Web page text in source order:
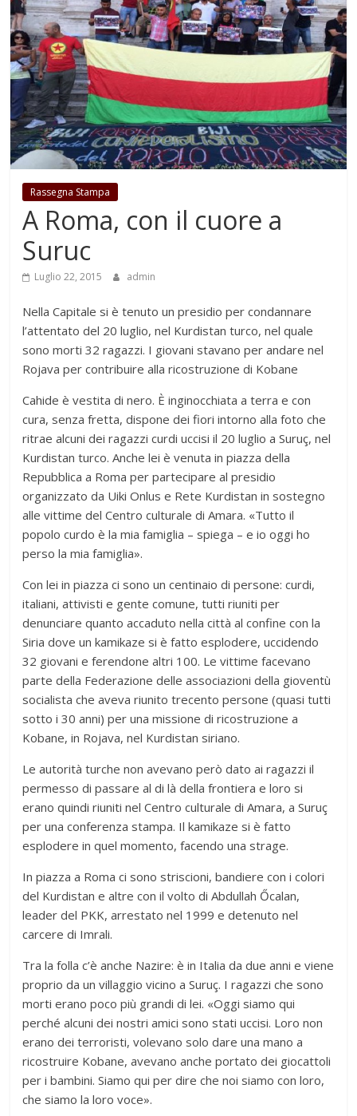
Rassegna Stampa
A Roma, con il cuore a
Suruc
Luglio 22, 2015 admin
Nella Capitale si è tenuto un presidio per condannare
l’attentato del 20 luglio, nel Kurdistan turco, nel quale
sono morti 32 ragazzi. I giovani stavano per andare nel
Rojava per contribuire alla ricostruzione di Kobane
Cahide è vestita di nero. È inginocchiata a terra e con
cura, senza fretta, dispone dei fiori intorno alla foto che
ritrae alcuni dei ragazzi curdi uccisi il 20 luglio a Suruç, nel
Kurdistan turco. Anche lei è venuta in piazza della
Repubblica a Roma per partecipare al presidio
organizzato da Uiki Onlus e Rete Kurdistan in sostegno
alle vittime del Centro culturale di Amara. «Tutto il
popolo curdo è la mia famiglia – spiega – e io oggi ho
perso la mia famiglia».
Con lei in piazza ci sono un centinaio di persone: curdi,
italiani, attivisti e gente comune, tutti riuniti per
denunciare quanto accaduto nella città al confine con la
Siria dove un kamikaze si è fatto esplodere, uccidendo
32 giovani e ferendone altri 100. Le vittime facevano
parte della Federazione delle associazioni della gioventù
socialista che aveva riunito trecento persone (quasi tutti
sotto i 30 anni) per una missione di ricostruzione a
Kobane, in Rojava, nel Kurdistan siriano.
Le autorità turche non avevano però dato ai ragazzi il
permesso di passare al di là della frontiera e loro si
erano quindi riuniti nel Centro culturale di Amara, a Suruç
per una conferenza stampa. Il kamikaze si è fatto
esplodere in quel momento, facendo una strage.
In piazza a Roma ci sono striscioni, bandiere con i colori
del Kurdistan e altre con il volto di Abdullah Őcalan,
leader del PKK, arrestato nel 1999 e detenuto nel
carcere di Imrali.
Tra la folla c’è anche Nazire: è in Italia da due anni e viene
proprio da un villaggio vicino a Suruç. I ragazzi che sono
morti erano poco più grandi di lei. «Oggi siamo qui
perché alcuni dei nostri amici sono stati uccisi. Loro non
erano dei terroristi, volevano solo dare una mano a
ricostruire Kobane, avevano anche portato dei giocattoli
per i bambini. Siamo qui per dire che noi siamo con loro,
che siamo la loro voce».